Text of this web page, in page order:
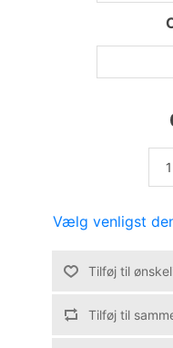
Vælg venligst
Tilføj til
Tilføj til